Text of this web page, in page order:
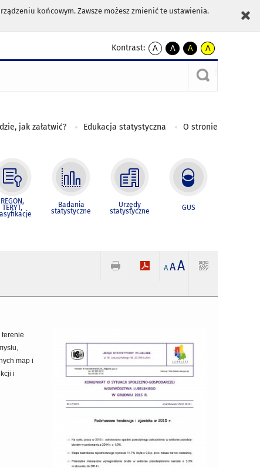
końcowym. Zawsze możesz zmienić te ustawienia.
Kontrast:
A
kontrast
A
kontrast
czarnym
A
kontrast
żółty
tekst
czarnym
A
kontrast
czarny
tekst
żółtym
jak załatwić? Edukacja statystyczna O stronie
REGON,
TERYT, Badania
statystyczne
Urzędy
statystyczne GUS
A AA
map i
i